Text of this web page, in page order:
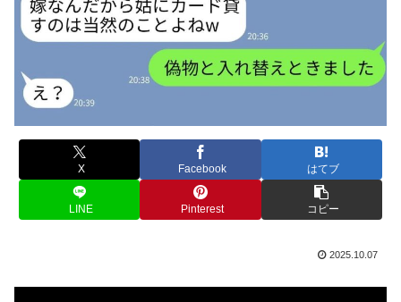
X Facebook はてブ
LINE Pinterest コピー
2025.10.07